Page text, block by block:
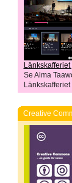
Se Alma
Creative